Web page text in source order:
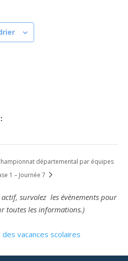
départemental par équipes
1 – Journée 7
actif, survolez les évènements pour
toutes les informations.)
vacances scolaires